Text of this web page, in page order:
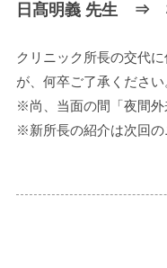
日髙明義 先生 ⇒
クリニック所長の交代
が、何卒ご了承ください
※尚、当面の間「夜間外
※新所長の紹介は次回の